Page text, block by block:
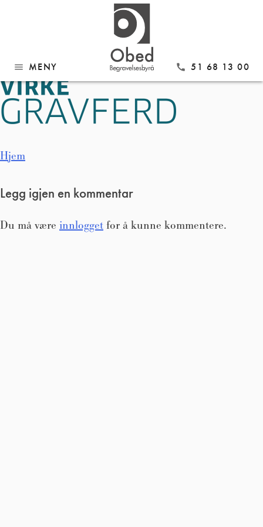
menu MENY call 51 68 13 00
Virke farge Stor
Innleggsnavigasjon
Hjem
Legg igjen en kommentar
Du må være innlogget for å kunne kommentere.